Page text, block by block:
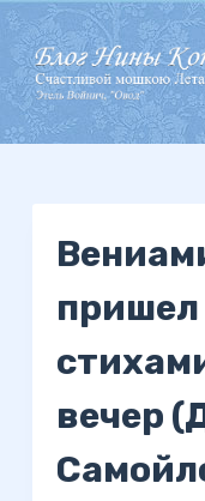
П
е
р
е
й
пришел
вечер